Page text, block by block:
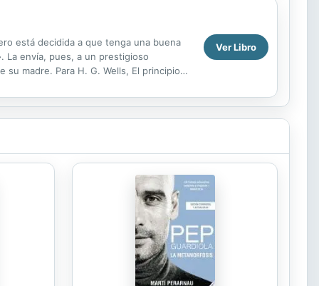
está decidida a que tenga una buena
La envía, pues, a un prestigioso
madre. Para H. G. Wells, El principio
Ver Libro